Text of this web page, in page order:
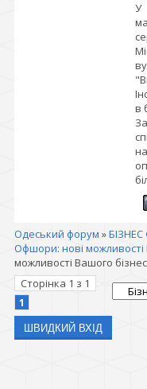
У
в
Одеський форум »
Офшори: нові можливості
можливості Вашого
Сторінка 1 з 1
1